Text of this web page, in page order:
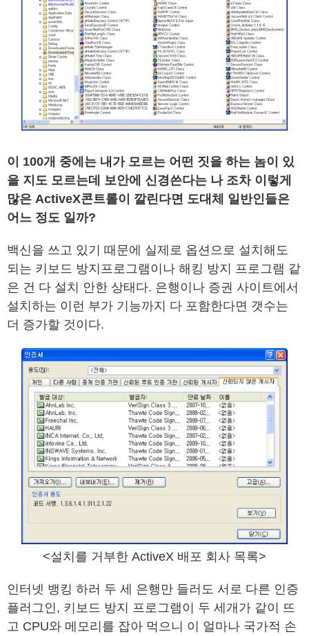
이 100개 중에는 내가 모르는 어떤 짓을 하는 놈이 있
을 지도 모르는데 보안에 신경쓴다는 나 조차 이렇게
많은 ActiveX콘트롤이 깔린다면 도대체 일반인들은
어느 정도 일까?
백신을 쓰고 있기 때문에 실제로 옵션으로 설치해도
되는 키보드 방지프로그램이나 해킹 방지 프로그램 같
은 건 다 설치 안한 상태다. 은행이나 증권 사이트에서
설치하는 이런 부가 기능까지 다 포함한다면 갯수는
더 증가할 것이다.
<설치를 거부한 ActiveX 배포 회사 목록>
인터넷 뱅킹 하러 두 세 은행만 들러도 서로 다른 인증
플러그인, 키보드 방지 프로그램이 두 세개가 같이 뜨
고 CPU와 메모리를 잡아 먹으니 이 얼마나 국가적 손